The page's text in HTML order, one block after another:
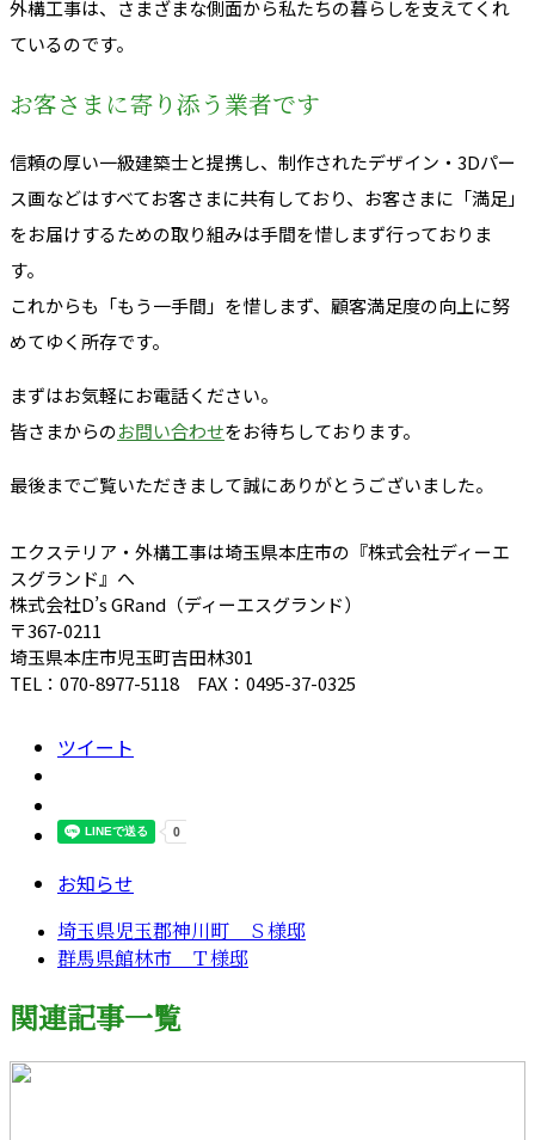
外構工事は、さまざまな側面から私たちの暮らしを支えてくれ
ているのです。
お客さまに寄り添う業者です
信頼の厚い一級建築士と提携し、制作されたデザイン・3Dパー
ス画などはすべてお客さまに共有しており、お客さまに「満足」
をお届けするための取り組みは手間を惜しまず行っておりま
す。
これからも「もう一手間」を惜しまず、顧客満足度の向上に努
めてゆく所存です。
まずはお気軽にお電話ください。
皆さまからのお問い合わせをお待ちしております。
最後までご覧いただきまして誠にありがとうございました。
エクステリア・外構工事は埼玉県本庄市の『株式会社ディーエ
スグランド』へ
株式会社D’s GRand（ディーエスグランド）
〒367-0211
埼玉県本庄市児玉町吉田林301
TEL：070-8977-5118 FAX：0495-37-0325
ツイート
お知らせ
埼玉県児玉郡神川町 Ｓ様邸
群馬県館林市 Ｔ様邸
関連記事一覧